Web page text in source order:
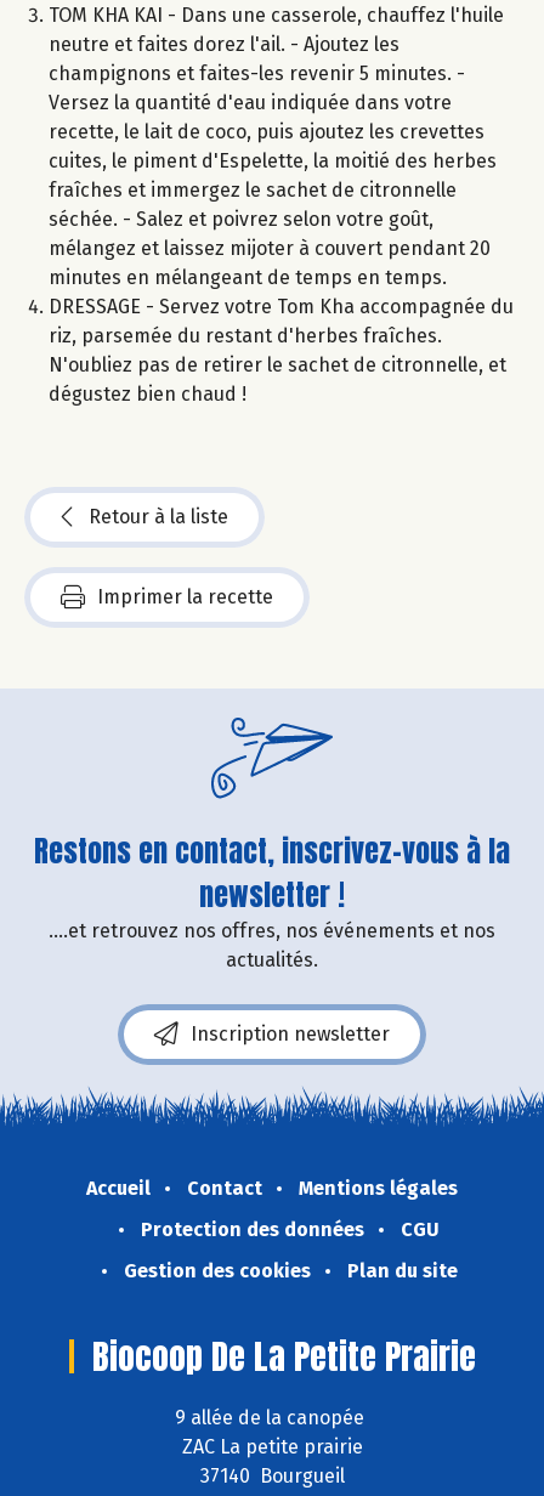
TOM KHA KAI - Dans une casserole, chauffez l'huile
neutre et faites dorez l'ail. - Ajoutez les
champignons et faites-les revenir 5 minutes. -
Versez la quantité d'eau indiquée dans votre
recette, le lait de coco, puis ajoutez les crevettes
cuites, le piment d'Espelette, la moitié des herbes
fraîches et immergez le sachet de citronnelle
séchée. - Salez et poivrez selon votre goût,
mélangez et laissez mijoter à couvert pendant 20
minutes en mélangeant de temps en temps.
DRESSAGE - Servez votre Tom Kha accompagnée du
riz, parsemée du restant d'herbes fraîches.
N'oubliez pas de retirer le sachet de citronnelle, et
dégustez bien chaud !
Retour à la liste
Imprimer la recette
Restons en contact, inscrivez-vous à la
newsletter !
....et retrouvez nos offres, nos événements et nos
actualités.
Inscription newsletter
Accueil Contact
Mentions légales
Protection des données
CGU
Gestion des cookies
Plan du site
Biocoop De La Petite Prairie
9 allée de la canopée
ZAC La petite prairie
37140 Bourgueil